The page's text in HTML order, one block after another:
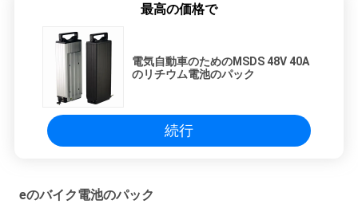
最高の価格で
電気自動車のためのMSDS 48V 40A
のリチウム電池のパック
続行
eのバイク電池のパック